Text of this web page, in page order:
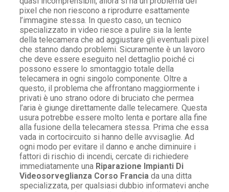
pixel che non riescono a riprodurre esattamente
l’immagine stessa. In questo caso, un tecnico
specializzato in video riesce a pulire sia la lente
della telecamera che ad aggiustare gli eventuali pixel
che stanno dando problemi. Sicuramente è un lavoro
che deve essere eseguito nel dettaglio poiché ci
possono essere lo smontaggio totale della
telecamera in ogni singolo componente. Oltre a
questo, il problema che affrontano maggiormente i
privati è uno strano odore di bruciato che permea
l’aria è giunge direttamente dalle telecamere. Questa
usura potrebbe essere molto lenta e portare alla fine
alla fusione della telecamera stessa. Prima che essa
vada in cortocircuito si hanno delle avvisaglie. Ad
ogni modo per evitare il danno e anche diminuire i
fattori di rischio di incendi, cercate di richiedere
immediatamente una Riparazione Impianti Di
Videosorveglianza Corso Francia da una ditta
specializzata, per qualsiasi dubbio informatevi anche